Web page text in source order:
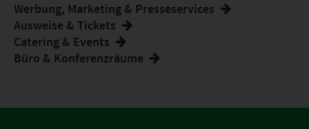
Werbung, Marketing & Presseservices
Ausweise & Tickets
Catering & Events
Büro & Konferenzräume